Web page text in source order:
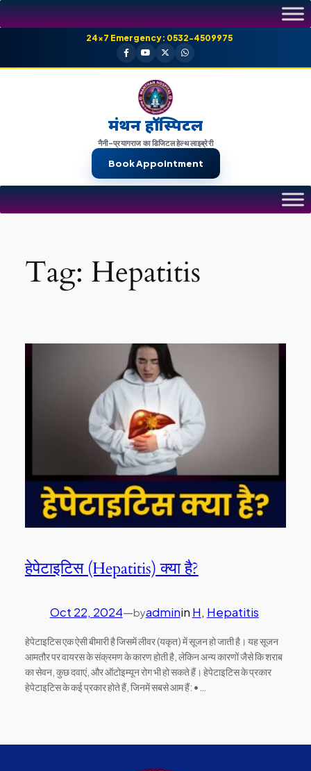
Skip
to
24×7 Emergency: 0532-4509975
मंथन हॉस्पिटल
नैनी-प्रयागराज का डिजिटल हेल्थ लाइब्रेरी
Book Appointment
Tag: Hepatitis
हेपेटाइटिस (Hepatitis) क्या है?
Oct 22, 2024—byadminin H, Hepatitis
हेपेटाइटिस एक ऐसी बीमारी है जिसमें लीवर (यकृत) में सूजन हो जाती है। यह सूजन
आमतौर पर वायरस के संक्रमण के कारण होती है, लेकिन अन्य कारणों जैसे कि शराब
का सेवन, कुछ दवाएं, और ऑटोइम्यून रोग भी हो सकते हैं। हेपेटाइटिस के प्रकार
हेपेटाइटिस के कई प्रकार होते हैं, जिनमें सबसे आम हैं: •…